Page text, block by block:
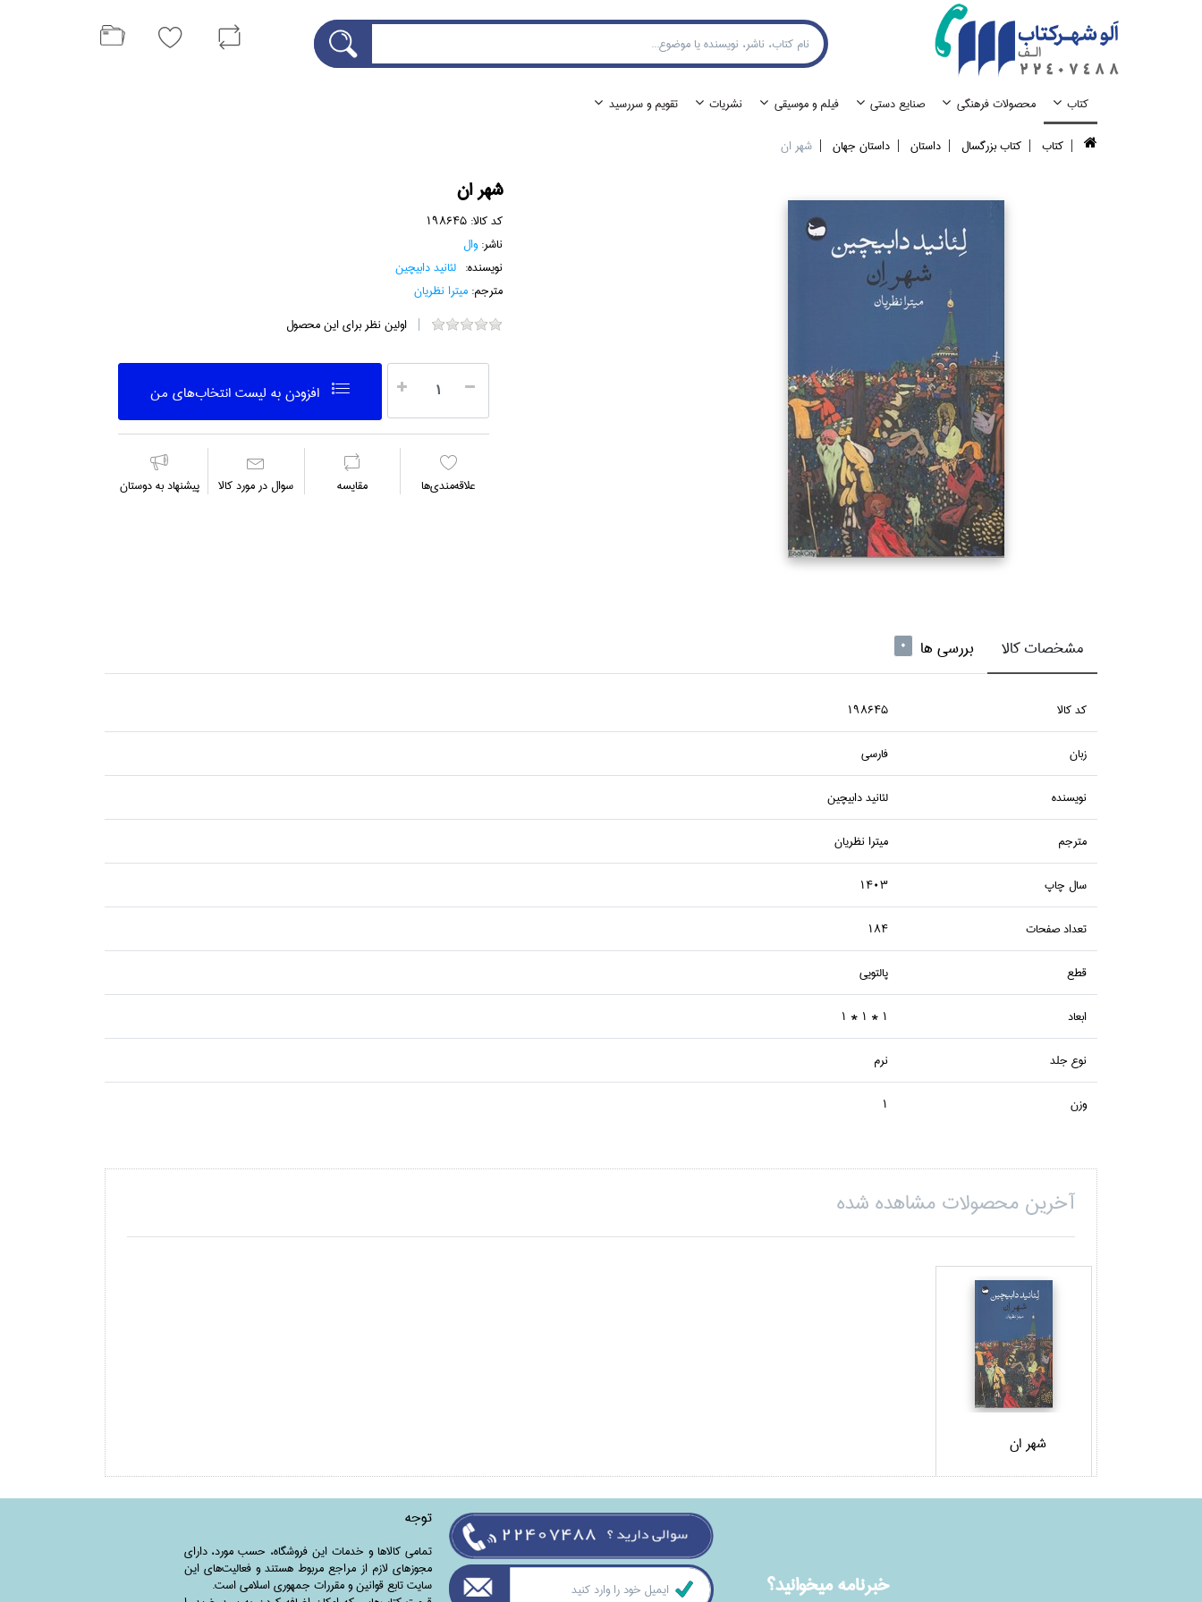
كتاب محصولات فرهنگي صنايع دستي فيلم و موسيقي نشريات
تقويم و سررسيد
كتاب
كتاب بزرگسال داستان داستان جهان شهر ان
شهر ان
کد کالا: 198645
ناشر: وال
نویسنده: لئانيد دابيچين
مترجم: ميترا نظريان
اولین نظر برای این محصول
افزودن به ليست انتخاب‌هاي من
علاقه‌مندي‌ها مقايسه سوال در مورد كالا پیشنهاد به دوستان
مشخصات کالا بررسی ها 0
كد كالا 198645
زبان فارسي
نويسنده لئانيد دابيچين
مترجم ميترا نظريان
سال چاپ 1403
تعداد صفحات 184
قطع پالتويي
ابعاد 1 * 1 * 1
نوع جلد نرم
وزن 1
آخرین محصولات مشاهده شده
شهر ان
خبرنامه ميخوانيد؟
توجه
تمامی‌ کالاها و خدمات این فروشگاه، حسب مورد،‌ دارای
مجوزهای لازم از مراجع مربوط هستند ‌و‌‌ فعالیت‌های این
سایت تابع قوانین و مقررات جمهوری اسلامی است.